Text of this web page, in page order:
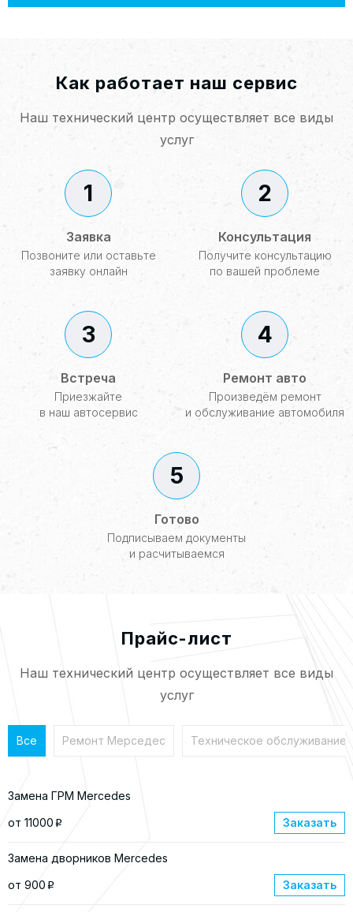
Как работает наш сервис
Наш технический центр осуществляет все виды
услуг
1
Заявка
Позвоните или оставьте
заявку онлайн
2
Консультация
Получите консультацию
по вашей проблеме
3
Встреча
Приезжайте
в наш автосервис
4
Ремонт авто
Произведём ремонт
и обслуживание автомобиля
5
Готово
Подписываем документы
и расчитываемся
Прайс-лист
Наш технический центр осуществляет все виды
услуг
Все Ремонт Мерседес Техническое обслуживание
Замена ГРМ Mercedes
от 11000 p Заказать
Замена дворников Mercedes
от 900 p Заказать